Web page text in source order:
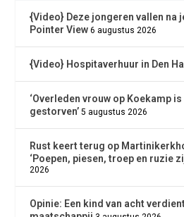
{Video} Deze jongeren vallen na
Pointer View 6 augustus 2026
{Video} Hospitaverhuur in Den
‘Overleden vrouw op Koekamp
gestorven’ 5 augustus 2026
Rust keert terug op
‘Poepen, piesen, troep en ruzie
2026
Opinie: Een kind van acht